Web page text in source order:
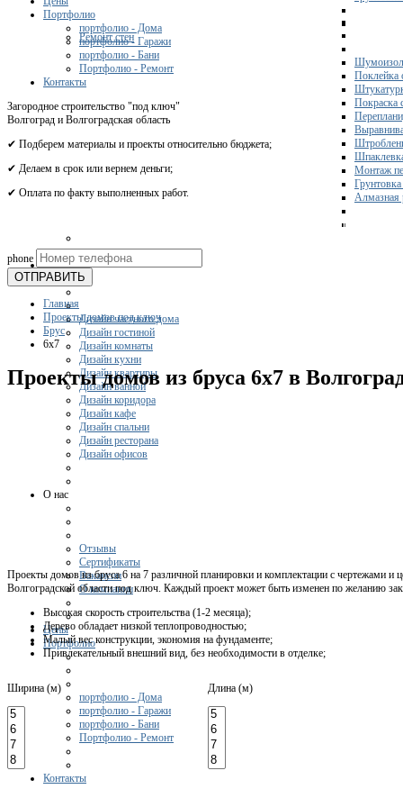
Ремонт стен
Поклейка
Покраска
Монтаж
Грунтовка
Алмазная
Дизайн
Дизайн частного дома
Дизайн гостиной
Дизайн комнаты
Дизайн кухни
Дизайн квартиры
Дизайн ванной
Дизайн коридора
Дизайн кафе
Дизайн спальни
Дизайн ресторана
Дизайн офисов
О нас
Отзывы
Сертификаты
Вакансии
О компании
Цены
Портфолио
портфолио - Дома
портфолио - Гаражи
портфолио - Бани
Портфолио - Ремонт
Контакты
Портфолио
портфолио - Дома
портфолио - Гаражи
портфолио - Бани
Портфолио - Ремонт
Контакты
Загородное строительство "под ключ"
Волгоград и Волгоградская область
✔ Подберем материалы и проекты относительно бюджета;
✔ Делаем в срок или вернем деньги;
✔ Оплата по факту выполненных работ.
phone
ОТПРАВИТЬ
Главная
Проекты домов под ключ
Брус
6x7
Проекты домов из бруса 6х7 в
Проекты домов из бруса 6 на 7 различной планировки и комплектации с чертежами и
Волгоградской области под ключ. Каждый проект может быть изменен по желанию
Высокая скорость строительства (1-2 месяца);
Дерево обладает низкой теплопроводностью;
Малый вес конструкции, экономия на фундаменте;
Привлекательный внешний вид, без необходимости в отделке;
Ширина (м) Длина (м)